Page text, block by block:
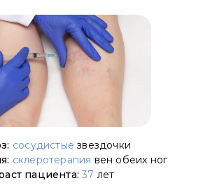
сосудистые звездочки
склеротерапия вен обеих ног
пациента: 37 лет